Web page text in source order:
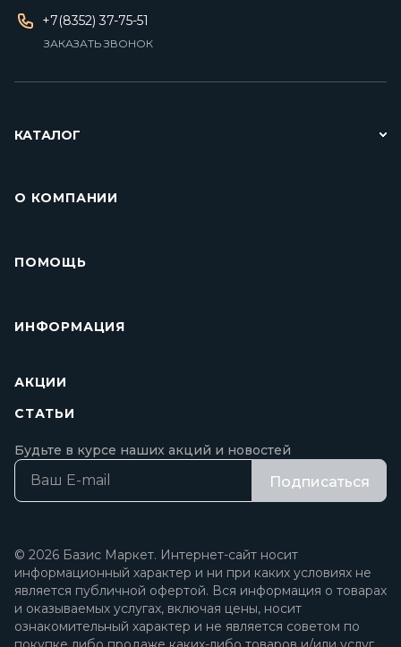
+7(8352) 37-75-51
ЗАКАЗАТЬ ЗВОНОК
КАТАЛОГ
О КОМПАНИИ
ПОМОЩЬ
ИНФОРМАЦИЯ
АКЦИИ
СТАТЬИ
Будьте в курсе наших акций и новостей
Подписаться
© 2026 Базис Маркет. Интернет-сайт носит
информационный характер и ни при каких условиях не
является публичной офертой. Вся информация о товарах
и оказываемых услугах, включая цены, носит
ознакомительный характер и не является советом по